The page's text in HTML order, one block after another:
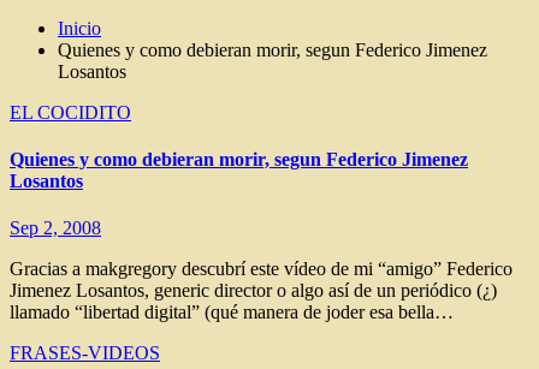
Inicio
Quienes y como debieran morir, segun Federico Jimenez
Losantos
EL COCIDITO
Quienes y como debieran morir, segun Federico Jimenez
Losantos
Sep 2, 2008
Gracias a makgregory descubrí este vídeo de mi “amigo” Federico
Jimenez Losantos, generic director o algo así de un periódico (¿)
llamado “libertad digital” (qué manera de joder esa bella…
FRASES-VIDEOS